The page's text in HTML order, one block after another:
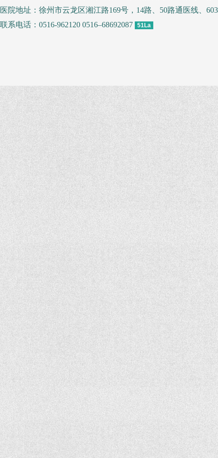
医院地址：徐州市云龙区湘江路169号，14路、50路通医线、
联系电话：0516-962120 0516–68692087
51La